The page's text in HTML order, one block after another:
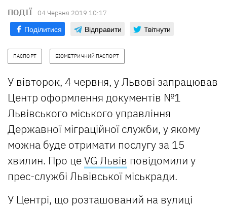
ПОДІЇ 04 Червня 2019 10:17
Поділитися Відправити Твітнути
ПАСПОРТ БІОМЕТРИЧНИЙ ПАСПОРТ
У вівторок, 4 червня, у Львові запрацював
Центр оформлення документів №1
Львівського міського управління
Державної міграційної служби, у якому
можна буде отримати послугу за 15
хвилин. Про цеVG Львів повідомили у
прес-службі Львівської міськради.
У Центрі, що розташований на вулиці